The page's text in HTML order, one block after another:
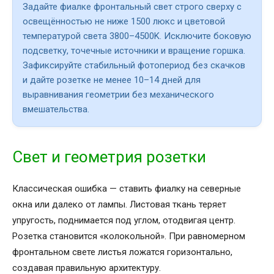
Задайте фиалке фронтальный свет строго сверху с
освещённостью не ниже 1500 люкс и цветовой
температурой света 3800–4500K. Исключите боковую
подсветку, точечные источники и вращение горшка.
Зафиксируйте стабильный фотопериод без скачков
и дайте розетке не менее 10–14 дней для
выравнивания геометрии без механического
вмешательства.
Свет и геометрия розетки
Классическая ошибка — ставить фиалку на северные
окна или далеко от лампы. Листовая ткань теряет
упругость, поднимается под углом, отодвигая центр.
Розетка становится «колокольной». При равномерном
фронтальном свете листья ложатся горизонтально,
создавая правильную архитектуру.